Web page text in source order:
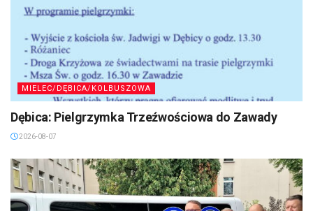
MIELEC/DĘBICA/KOLBUSZOWA
Dębica: Pielgrzymka Trzeźwościowa do Zawady
2026-08-07